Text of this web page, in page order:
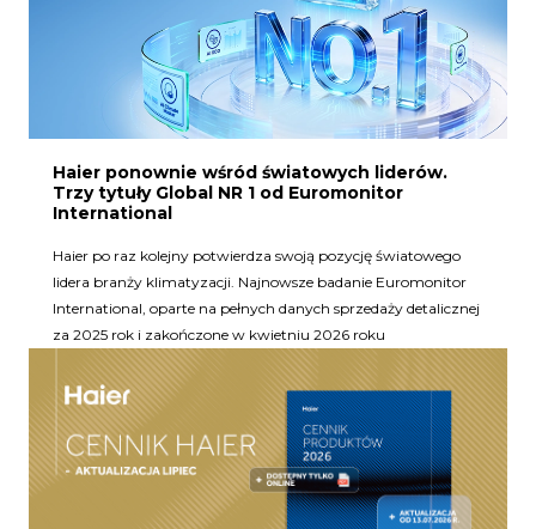
Haier ponownie wśród światowych liderów.
Trzy tytuły Global NR 1 od Euromonitor
International
Haier po raz kolejny potwierdza swoją pozycję światowego
lidera branży klimatyzacji. Najnowsze badanie Euromonitor
International, oparte na pełnych danych sprzedaży detalicznej
za 2025 rok i zakończone w kwietniu 2026 roku